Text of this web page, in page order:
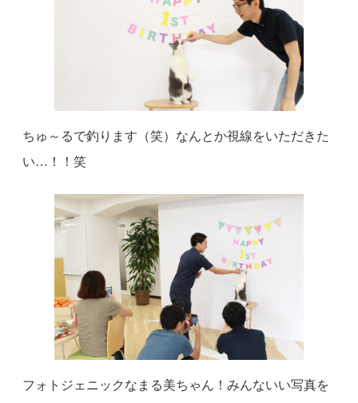
ちゅ～るで釣ります（笑）なんとか視線をいただきた
い…！！笑
フォトジェニックなまる美ちゃん！みんないい写真を